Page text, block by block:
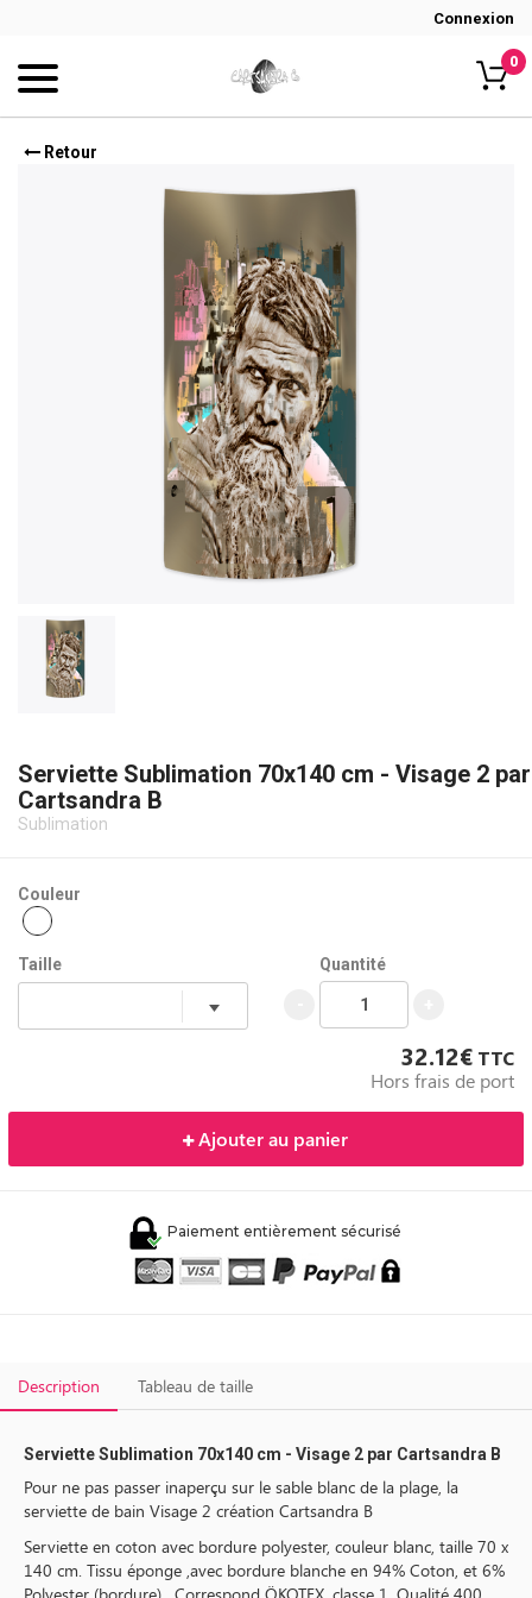
Connexion
0
Retour
Serviette Sublimation 70x140 cm - Visage 2 par
Cartsandra B
Sublimation
Couleur
Taille Quantité
32.12€ TTC
Hors frais de port
Ajouter au panier
Paiement entièrement sécurisé
Description Tableau de taille
Serviette Sublimation 70x140 cm - Visage 2 par Cartsandra B
Pour ne pas passer inaperçu sur le sable blanc de la plage, la
serviette de bain Visage 2 création Cartsandra B
Serviette en coton avec bordure polyester, couleur blanc, taille 70 x
140 cm. Tissu éponge ,avec bordure blanche en 94% Coton, et 6%